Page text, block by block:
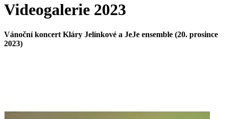
Videogalerie 2023
Vánoční koncert Kláry Jelínkové a JeJe ensemble (20. prosince
2023)